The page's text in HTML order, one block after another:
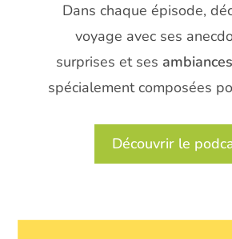
Dans chaque épisode,
voyage avec ses
surprises et ses
spécialement composées
Découvrir le